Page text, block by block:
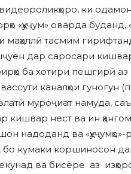
ки
«ҳуҷум» оварда
маҳаллӣ тасмим
дар саросари
ба хотири пешгирӣ
каналҳои гуногун
муроҷиат намуда,
нест ва ин
надоданд ва
кумаки коршиносон
ва бисёре аз